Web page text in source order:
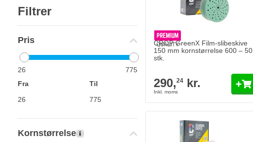
Filtrer
Pris
26
775
Fra
Til
Kornstørrelse
CROP GreenX Film-slibeskive
150 mm kornstørrelse 600 – 50
stk.
290,24kr.